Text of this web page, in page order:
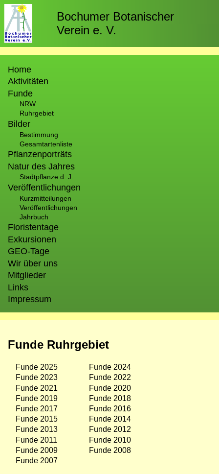
Direkt
zum
Inhalt
Bochumer Botanischer
Verein e. V.
Home
Aktivitäten
Funde
NRW
Ruhrgebiet
Bilder
Bestimmung
Gesamtartenliste
Pflanzenporträts
Natur des Jahres
Stadtpflanze d. J.
Veröffentlichungen
Kurzmitteilungen
Veröffentlichungen
Jahrbuch
Floristentage
Exkursionen
GEO-Tage
Wir über uns
Mitglieder
Links
Impressum
Funde Ruhrgebiet
Funde 2025
Funde 2024
Funde 2023
Funde 2022
Funde 2021
Funde 2020
Funde 2019
Funde 2018
Funde 2017
Funde 2016
Funde 2015
Funde 2014
Funde 2013
Funde 2012
Funde 2011
Funde 2010
Funde 2009
Funde 2008
Funde 2007